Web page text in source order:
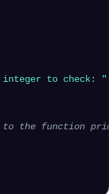
to check: "
to the function